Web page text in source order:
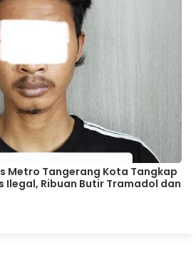
Metro Tangerang Kota Tangkap
Ilegal, Ribuan Butir Tramadol dan